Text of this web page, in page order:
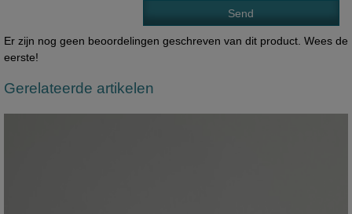
Er zijn nog geen beoordelingen geschreven van dit product. Wees de
eerste!
Gerelateerde artikelen